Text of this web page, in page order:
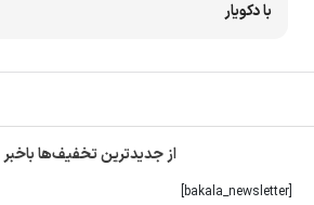
با دکویار
از جدیدترین تخفیف‌ها
[bakala_newsletter]